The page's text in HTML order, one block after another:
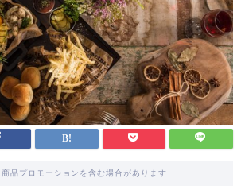
品プロモーションを含む場合があります